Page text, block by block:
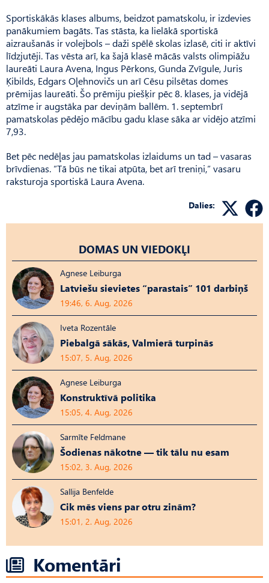
Sportiskākās klases albums, beidzot pamatskolu, ir izdevies
panākumiem bagāts. Tas stāsta, ka lielākā sportiskā
aizraušanās ir volejbols – daži spēlē skolas izlasē, citi ir aktīvi
līdzjutēji. Tas vēsta arī, ka šajā klasē mācās valsts olimpiāžu
laureāti Laura Avena, Ingus Pērkons, Gunda Zvīgule, Juris
Ķibilds, Edgars Oļehnovičs un arī Cēsu pilsētas domes
prēmijas laureāti. Šo prēmiju piešķir pēc 8. klases, ja vidējā
atzīme ir augstāka par deviņām ballēm. 1. septembrī
pamatskolas pēdējo mācību gadu klase sāka ar vidējo atzīmi
7,93.
Bet pēc nedēļas jau pamatskolas izlaidums un tad – vasaras
brīvdienas. ”Tā būs ne tikai atpūta, bet arī treniņi,” vasaru
raksturoja sportiskā Laura Avena.
Dalies:
DOMAS UN VIEDOKĻI
Agnese Leiburga
Latviešu sievietes “parastais” 101 darbiņš
19:46, 6. Aug, 2026
Iveta Rozentāle
Piebalgā sākās, Valmierā turpinās
15:07, 5. Aug, 2026
Agnese Leiburga
Konstruktīvā politika
15:05, 4. Aug, 2026
Sarmīte Feldmane
Šodienas nākotne — tik tālu nu esam
15:02, 3. Aug, 2026
Sallija Benfelde
Cik mēs viens par otru zinām?
15:01, 2. Aug, 2026
Komentāri